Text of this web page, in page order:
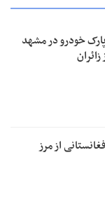
پارک خودرو در مشهد
زائر افغانستانی از مرز